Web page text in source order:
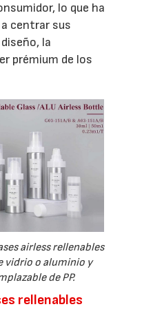
lo que ha
centrar sus
la
prémium de los
airless rellenables
vidrio o aluminio y
de PP.
rellenables